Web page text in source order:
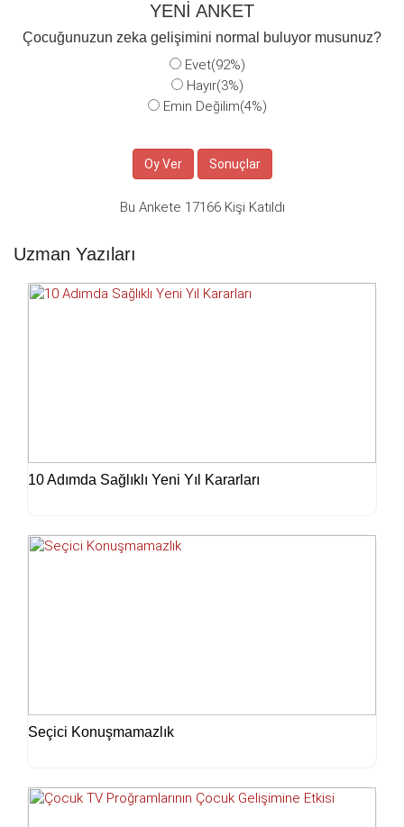
YENİ ANKET
Çocuğunuzun zeka gelişimini normal buluyor musunuz?
Evet(92%)
Hayır(3%)
Emin Değilim(4%)
Bu Ankete 17166 Kişi Katıldı
Uzman Yazıları
10 Adımda Sağlıklı Yeni Yıl Kararları
Seçici Konuşmamazlık